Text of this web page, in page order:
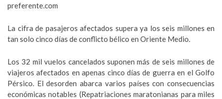
preferente.com
La cifra de pasajeros afectados supera ya los seis millones en
tan solo cinco días de conflicto bélico en Oriente Medio.
Los 32 mil vuelos cancelados suponen más de seis millones de
viajeros afectados en apenas cinco días de guerra en el Golfo
Pérsico. El desorden abarca varios países con consecuencias
económicas notables (Repatriaciones maratonianas para miles